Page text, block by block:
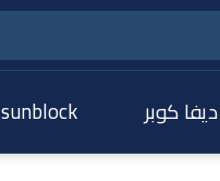
ديفا كوبر sunblock